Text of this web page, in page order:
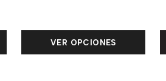
VER OPCIONES